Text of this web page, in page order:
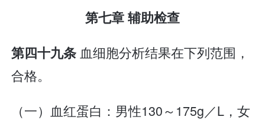
第七章 辅助检查
第四十九条血细胞分析结果在下列范围，
合格。
（一）血红蛋白：男性130～175g／L，女